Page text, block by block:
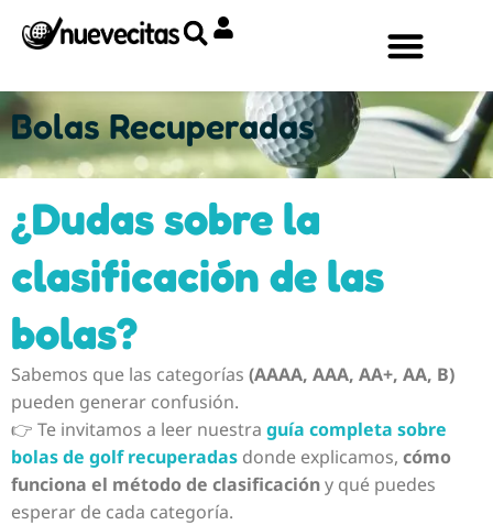
Bolas Recuperadas
¿Dudas sobre la
clasificación de las
bolas?
Sabemos que las categorías (AAAA, AAA, AA+, AA, B)
pueden generar confusión.
👉 Te invitamos a leer nuestra guía completa sobre
bolas de golf recuperadas donde explicamos, cómo
funciona el método de clasificacióny qué puedes
esperar de cada categoría.